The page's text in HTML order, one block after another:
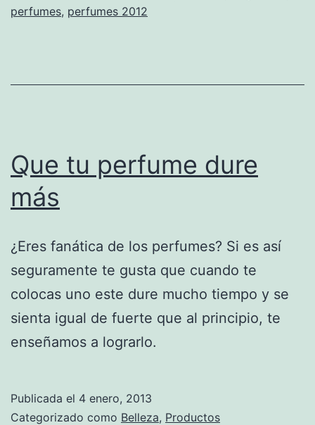
perfumes, perfumes 2012
Que tu perfume dure
más
¿Eres fanática de los perfumes? Si es así
seguramente te gusta que cuando te
colocas uno este dure mucho tiempo y se
sienta igual de fuerte que al principio, te
enseñamos a lograrlo.
Publicada el 4 enero, 2013
Categorizado como Belleza, Productos